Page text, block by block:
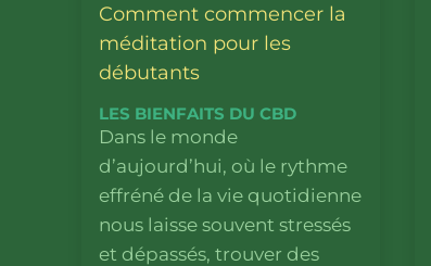
Comment commencer la
méditation pour les
débutants
LES BIENFAITS DU CBD
Dans le monde
d’aujourd’hui, où le rythme
effréné de la vie quotidienne
nous laisse souvent stressés
et dépassés, trouver des